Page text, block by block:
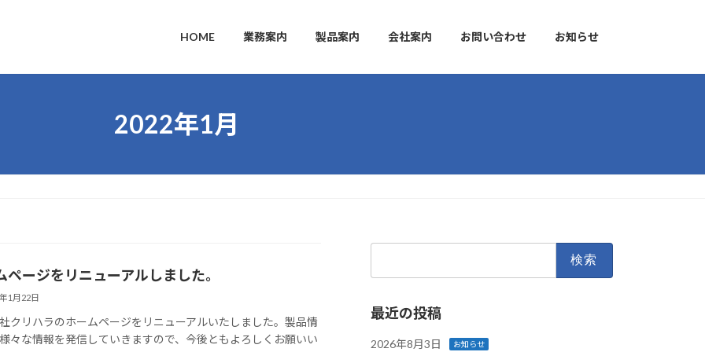
HOME 業務案内 製品案内 会社案内 お問い合わせ お知らせ
2022年1月
ページをリニューアルしました。
1月22日
クリハラのホームページをリニューアルいたしました。製品情
々な情報を発信していきますので、今後ともよろしくお願いい
最近の投稿
2026年8月3日 お知らせ